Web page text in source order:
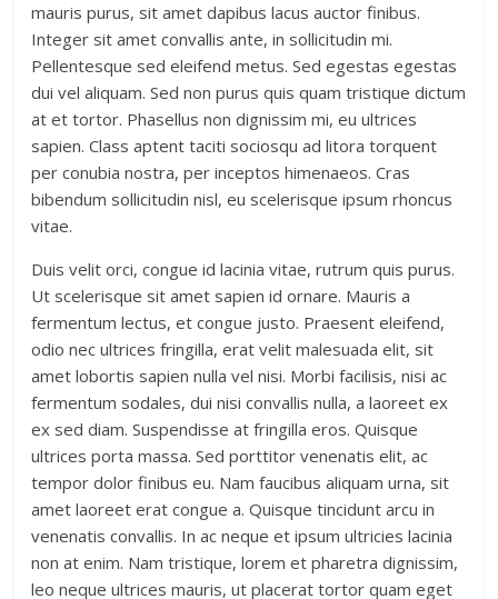
mauris purus, sit amet dapibus lacus auctor finibus.
Integer sit amet convallis ante, in sollicitudin mi.
Pellentesque sed eleifend metus. Sed egestas egestas
dui vel aliquam. Sed non purus quis quam tristique dictum
at et tortor. Phasellus non dignissim mi, eu ultrices
sapien. Class aptent taciti sociosqu ad litora torquent
per conubia nostra, per inceptos himenaeos. Cras
bibendum sollicitudin nisl, eu scelerisque ipsum rhoncus
vitae.
Duis velit orci, congue id lacinia vitae, rutrum quis purus.
Ut scelerisque sit amet sapien id ornare. Mauris a
fermentum lectus, et congue justo. Praesent eleifend,
odio nec ultrices fringilla, erat velit malesuada elit, sit
amet lobortis sapien nulla vel nisi. Morbi facilisis, nisi ac
fermentum sodales, dui nisi convallis nulla, a laoreet ex
ex sed diam. Suspendisse at fringilla eros. Quisque
ultrices porta massa. Sed porttitor venenatis elit, ac
tempor dolor finibus eu. Nam faucibus aliquam urna, sit
amet laoreet erat congue a. Quisque tincidunt arcu in
venenatis convallis. In ac neque et ipsum ultricies lacinia
non at enim. Nam tristique, lorem et pharetra dignissim,
leo neque ultrices mauris, ut placerat tortor quam eget